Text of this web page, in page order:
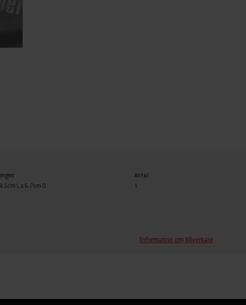
L x 6.7cm D
Antal
1
Information om tillverkare